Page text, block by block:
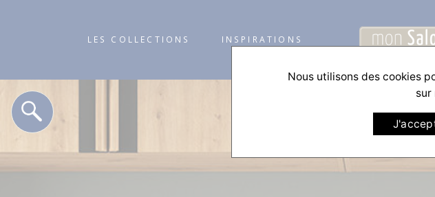
LES COLLECTIONS INSPIRATIONS
Nous utilisons des cookies
sur